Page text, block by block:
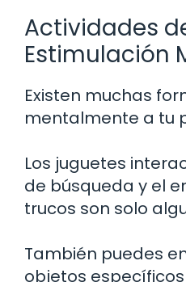
Actividades
Estimulación
Existen muchas
mentalmente a tu
Los juguetes
de búsqueda y el
trucos son solo
También puedes
objetos